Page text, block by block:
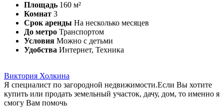
Площадь 160 м²
Комнат 3
Срок аренды На несколько месяцев
До метро Транспортом
Условия Можно с детьми
Удобства Интернет, Техника
Виктория Холкина
Я специалист по загородной недвижимости.Если Вы хотите
купить или продать земельный участок, дачу, дом, то именно я
смогу Вам помочь